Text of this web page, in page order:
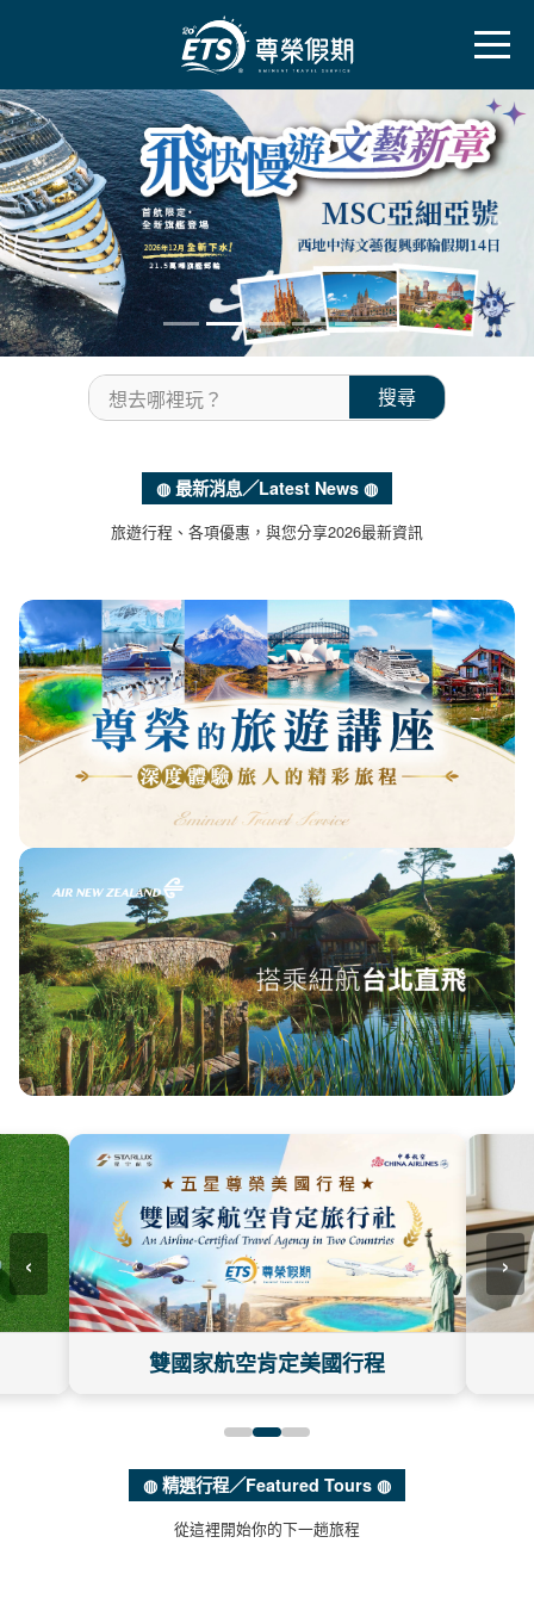
往前 往後
想去哪裡玩？ 搜尋
◍ 最新消息／Latest News ◍
旅遊行程、各項優惠，與您分享2026最新資訊
‹
雙國家航空肯定美國行程
›
◍ 精選行程／Featured Tours ◍
從這裡開始你的下一趟旅程